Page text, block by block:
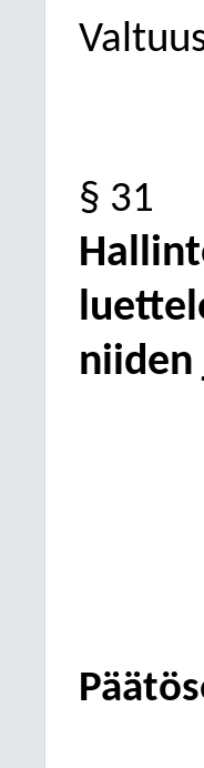
§ 31